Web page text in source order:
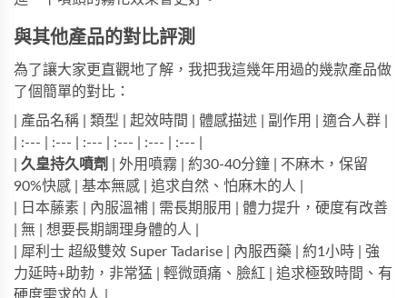
與其他產品的對比評測
為了讓大家更直觀地了解，我把我這幾年用過的幾款產品做
了個簡單的對比：
| 產品名稱 | 類型 | 起效時間 | 體感描述 | 副作用 | 適合人群 |
| :--- | :--- | :--- | :--- | :--- | :--- |
久皇持久噴劑
| 外用噴霧 | 約30-40分鐘 | 不麻木，保留
90%快感 | 基本無感 | 追求自然、怕麻木的人 |
日本藤素 | 內服溫補 | 需長期服用 | 體力提升，硬度有改善
| 無 | 想要長期調理身體的人 |
| 犀利士 超級雙效 Super Tadarise | 內服西藥 | 約1小時 | 強
力延時+助勃，非常猛 | 輕微頭痛、臉紅 | 追求極致時間、有